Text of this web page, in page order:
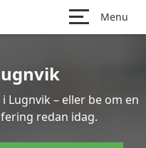
Menu
– eller be om en
redan idag.